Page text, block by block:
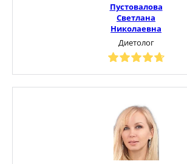
Пустовалова
Светлана
Николаевна
Диетолог